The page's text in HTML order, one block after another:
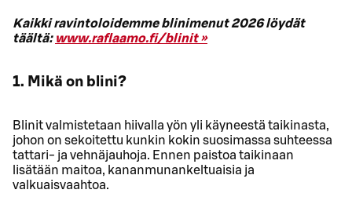
Kaikki ravintoloidemme blinimenut 2026 löydät
täältä: www.raflaamo.fi/blinit »
1. Mikä on blini?
Blinit valmistetaan hiivalla yön yli käyneestä taikinasta,
johon on sekoitettu kunkin kokin suosimassa suhteessa
tattari- ja vehnäjauhoja. Ennen paistoa taikinaan
lisätään maitoa, kananmunankeltuaisia ja
valkuaisvaahtoa.